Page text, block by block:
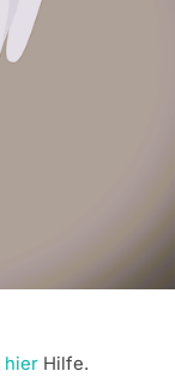
hierHilfe.